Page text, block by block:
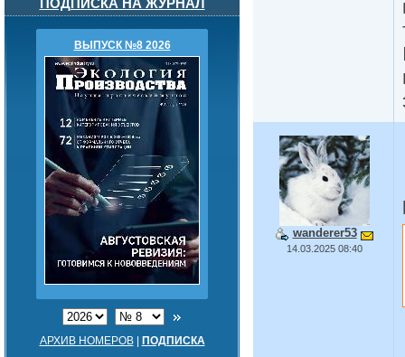
ПОДПИСКА НА ЖУРНАЛ
ВЫПУСК №8 2026
АРХИВ НОМЕРОВ| ПОДПИСКА
wanderer53
14.03.2025 08:40